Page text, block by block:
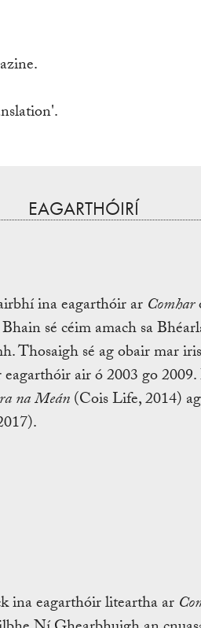
EAGARTHÓIRÍ
ina eagarthóir ar Comhar
sé céim amach sa
Thosaigh sé ag obair mar
eagarthóir air ó 2003 go
na Meán(Cois Life, 2014)
ina eagarthóir liteartha ar